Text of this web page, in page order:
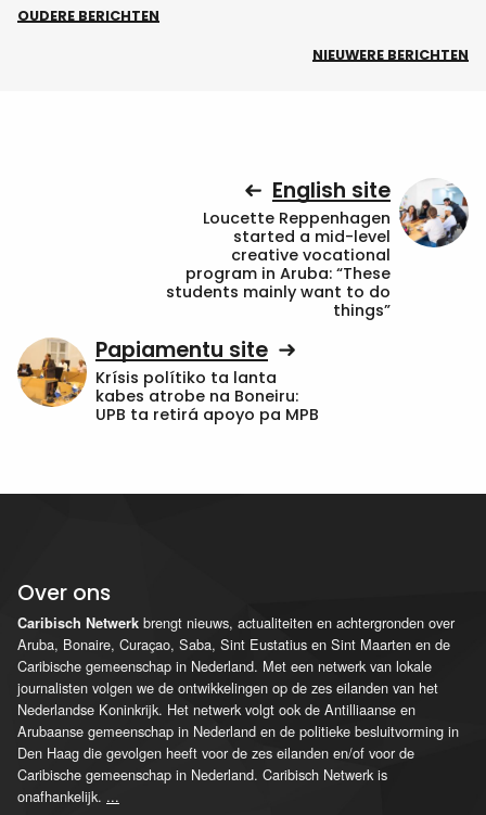
OUDERE BERICHTEN
NIEUWERE BERICHTEN
English site
Loucette Reppenhagen
started a mid-level
creative vocational
program in Aruba: “These
students mainly want to do
things”
Papiamentu site
Krísis polítiko ta lanta
kabes atrobe na Boneiru:
UPB ta retirá apoyo pa MPB
Over ons
Caribisch Netwerk brengt nieuws, actualiteiten en achtergronden over
Aruba, Bonaire, Curaçao, Saba, Sint Eustatius en Sint Maarten en de
Caribische gemeenschap in Nederland. Met een netwerk van lokale
journalisten volgen we de ontwikkelingen op de zes eilanden van het
Nederlandse Koninkrijk. Het netwerk volgt ook de Antilliaanse en
Arubaanse gemeenschap in Nederland en de politieke besluitvorming in
Den Haag die gevolgen heeft voor de zes eilanden en/of voor de
Caribische gemeenschap in Nederland. Caribisch Netwerk is
onafhankelijk. ...